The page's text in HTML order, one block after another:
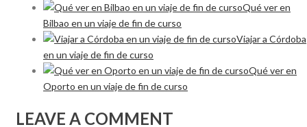
Qué ver en
Bilbao en un viaje de fin de curso
Viajar a Córdoba
en un viaje de fin de curso
Qué ver en
Oporto en un viaje de fin de curso
LEAVE A COMMENT